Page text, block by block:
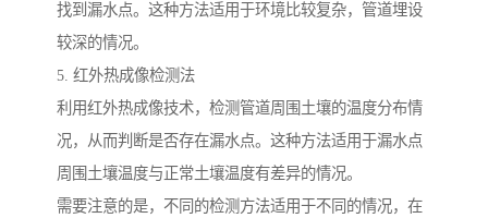
找到漏水点。这种方法适用于环境比较复杂，管道埋设
较深的情况。
5. 红外热成像检测法
利用红外热成像技术，检测管道周围土壤的温度分布情
况，从而判断是否存在漏水点。这种方法适用于漏水点
周围土壤温度与正常土壤温度有差异的情况。
需要注意的是，不同的检测方法适用于不同的情况，在